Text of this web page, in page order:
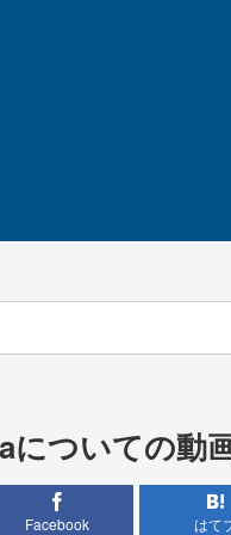
についての
Facebook はて